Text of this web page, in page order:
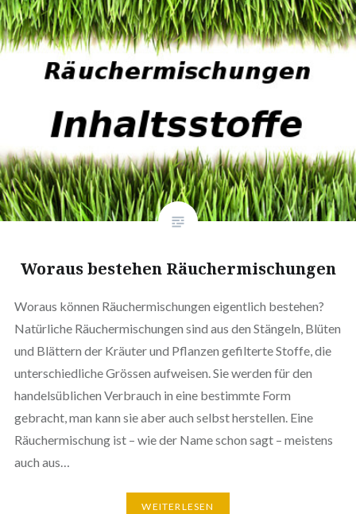
Woraus bestehen Räuchermischungen
Woraus können Räuchermischungen eigentlich bestehen?
Natürliche Räuchermischungen sind aus den Stängeln, Blüten
und Blättern der Kräuter und Pflanzen gefilterte Stoffe, die
unterschiedliche Grössen aufweisen. Sie werden für den
handelsüblichen Verbrauch in eine bestimmte Form
gebracht, man kann sie aber auch selbst herstellen. Eine
Räuchermischung ist – wie der Name schon sagt – meistens
auch aus…
WEITERLESEN